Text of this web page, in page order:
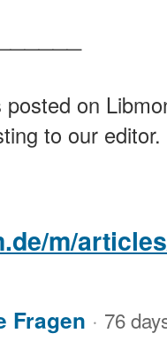
on
to our editor.
m/
Fragen · 76